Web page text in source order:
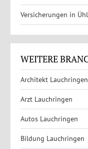
Versicherungen in
WEITERE
Architekt Lauchringen
Arzt Lauchringen
Autos Lauchringen
Bildung Lauchringen